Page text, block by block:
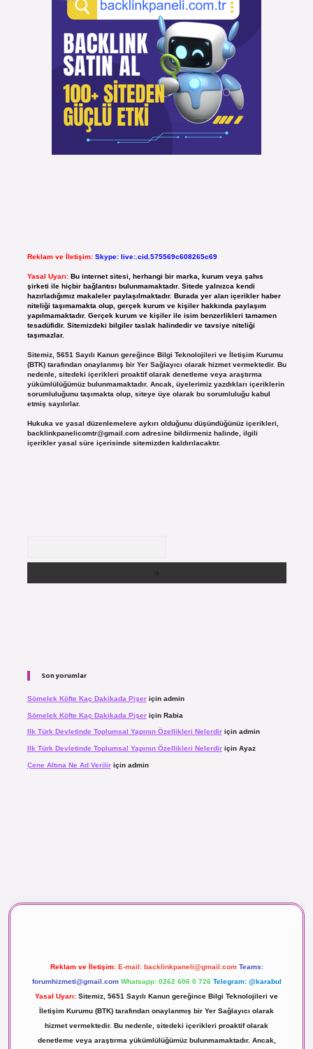
Reklam ve İletişim: Skype: live:.cid.575569c608265c69
Yasal Uyarı: Bu internet sitesi, herhangi bir marka, kurum veya şahıs
şirketi ile hiçbir bağlantısı bulunmamaktadır. Sitede yalnızca kendi
hazırladığımız makaleler paylaşılmaktadır. Burada yer alan içerikler haber
niteliği taşımamakta olup, gerçek kurum ve kişiler hakkında paylaşım
yapılmamaktadır. Gerçek kurum ve kişiler ile isim benzerlikleri tamamen
tesadüfidir. Sitemizdeki bilgiler taslak halindedir ve tavsiye niteliği
taşımazlar.
Sitemiz, 5651 Sayılı Kanun gereğince Bilgi Teknolojileri ve İletişim Kurumu
(BTK) tarafından onaylanmış bir Yer Sağlayıcı olarak hizmet vermektedir. Bu
nedenle, sitedeki içerikleri proaktif olarak denetleme veya araştırma
yükümlülüğümüz bulunmamaktadır. Ancak, üyelerimiz yazdıkları içeriklerin
sorumluluğunu taşımakta olup, siteye üye olarak bu sorumluluğu kabul
etmiş sayılırlar.
Hukuka ve yasal düzenlemelere aykırı olduğunu düşündüğünüz içerikleri,
backlinkpanelicomtr@gmail.comadresine bildirmeniz halinde, ilgili
içerikler yasal süre içerisinde sitemizden kaldırılacaktır.
Son yorumlar
Sömelek Köfte Kaç Dakikada Pişeriçin admin
Sömelek Köfte Kaç Dakikada Pişeriçin Rabia
Ilk Türk Devletinde Toplumsal Yapının Özellikleri Nelerdiriçin admin
Ilk Türk Devletinde Toplumsal Yapının Özellikleri Nelerdiriçin Ayaz
Çene Altına Ne Ad Veriliriçin admin
Reklam ve İletişim: E-mail: backlinkpaneli@gmail.com Teams:
forumhizmeti@gmail.com Whatsapp: 0262 606 0 726 Telegram: @karabul
Yasal Uyarı: Sitemiz, 5651 Sayılı Kanun gereğince Bilgi Teknolojileri ve
İletişim Kurumu (BTK) tarafından onaylanmış bir Yer Sağlayıcı olarak
hizmet vermektedir. Bu nedenle, sitedeki içerikleri proaktif olarak
denetleme veya araştırma yükümlülüğümüz bulunmamaktadır. Ancak,